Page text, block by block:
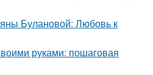
Булановой: Любовь к
руками: пошаговая